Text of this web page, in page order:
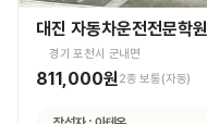
대진 자동차운전전문학원
경기 포천시 군내면
811,000원 2종 보통(자동)